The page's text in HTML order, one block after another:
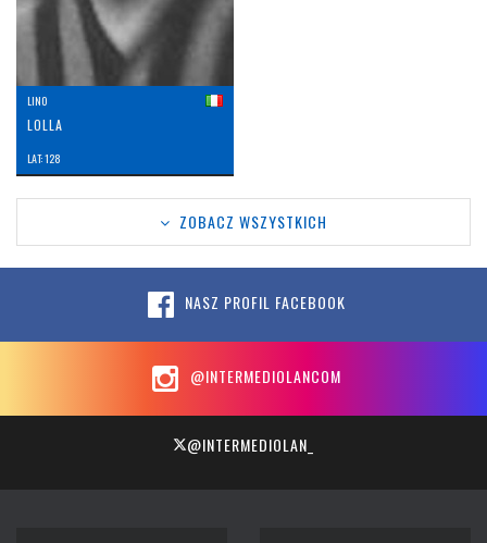
LINO
LOLLA
LAT: 128
ZOBACZ WSZYSTKICH
NASZ PROFIL FACEBOOK
@INTERMEDIOLANCOM
@INTERMEDIOLAN_